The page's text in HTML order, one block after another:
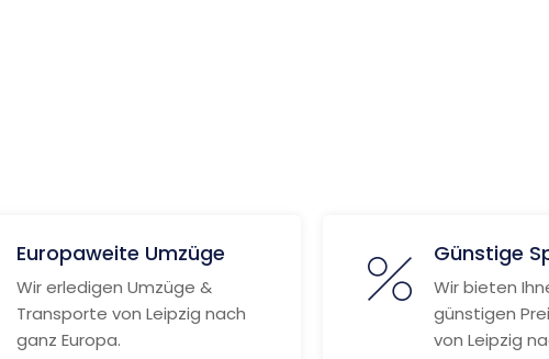
Europaweite Umzüge
Wir erledigen Umzüge &
Transporte von Leipzig nach
ganz Europa.
Günstige
Wir bieten
günstigen
von Leipzig